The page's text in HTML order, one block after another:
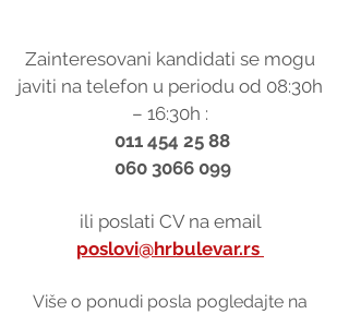
Zainteresovani kandidati se mogu
javiti na telefon u periodu od 08:30h
– 16:30h :
011 454 25 88
060 3066 099
ili poslati CV na email
poslovi@hrbulevar.rs
Više o ponudi posla pogledajte na